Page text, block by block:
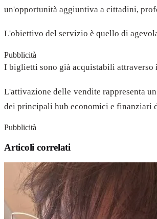
un'opportunità aggiuntiva a cittadini,
L'obiettivo del servizio è quello di
Pubblicità
I biglietti sono già acquistabili
L'attivazione delle vendite rappresenta
dei principali hub economici e finanziari
Pubblicità
Articoli correlati